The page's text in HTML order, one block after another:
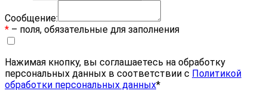
Сообщение:
* – поля, обязательные для заполнения
Нажимая кнопку, вы соглашаетесь на обработку
персональных данных в соответствии с Политикой
обработки персональных данных*